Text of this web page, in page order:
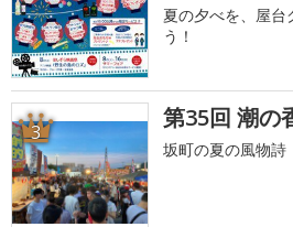
夏の夕べを、屋台
う！
3 第35回 潮の
坂町の夏の風物詩